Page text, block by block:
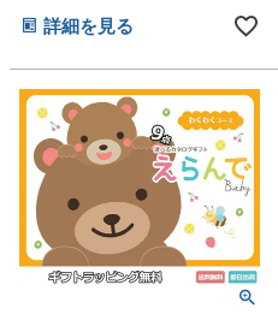
詳細を見る